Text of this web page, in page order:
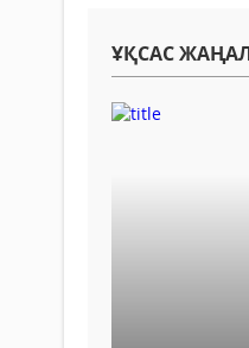
ҰҚСАС